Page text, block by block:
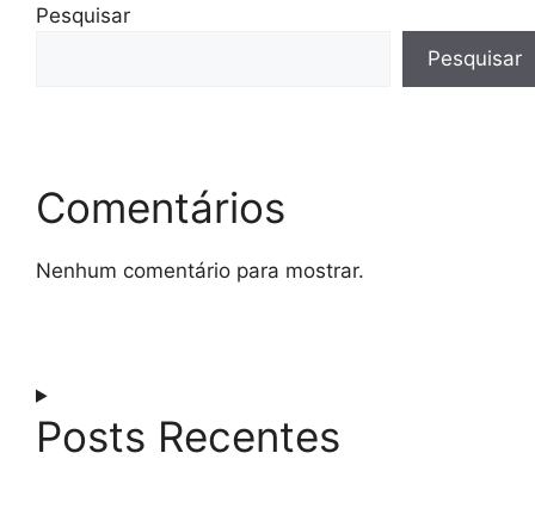
Pesquisar
Pesquisar
Comentários
Nenhum comentário para mostrar.
Posts Recentes